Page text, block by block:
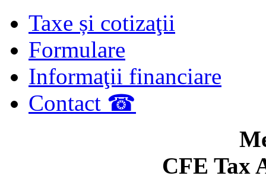
Taxe și cotizaţii
Formulare
Informaţii financiare
Contact ☎
CFE Tax